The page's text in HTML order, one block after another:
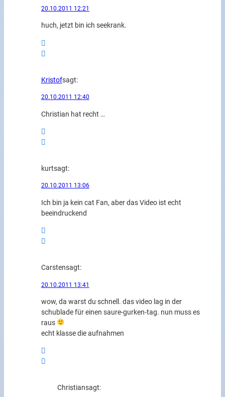
20.10.2011 12:21
huch, jetzt bin ich seekrank.
Kristofsagt:
20.10.2011 12:40
Christian hat recht …
kurtsagt:
20.10.2011 13:06
Ich bin ja kein cat Fan, aber das Video ist echt
beeindruckend
Carstensagt:
20.10.2011 13:41
wow, da warst du schnell. das video lag in der
schublade für einen saure-gurken-tag. nun muss es
raus
echt klasse die aufnahmen
Christiansagt: